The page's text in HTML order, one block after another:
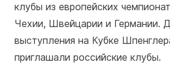
клубы из европейских
Чехии, Швейцарии и Германии.
выступления на Кубке
приглашали российские клубы.